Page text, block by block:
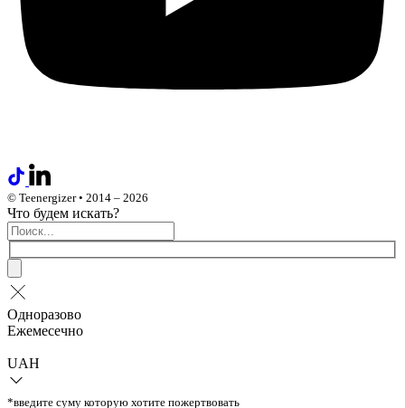
© Teenergizer • 2014 – 2026
Что будем искать?
Одноразово
Ежемесечно
UAH
*введите суму которую хотите пожертвовать